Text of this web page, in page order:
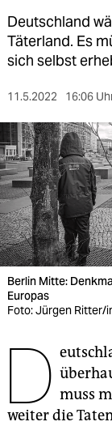
kultur
sport
nord
wahrheit
verlag
verlag
veranstaltungen
shop
fragen & hilfe
unterstützen
genossenschaft
Deutschland
Täterland. Es
sich selbst
11.5.2022 16:06
Berlin Mitte:
Europas
Foto: Jürgen Ritter/
D muss
weiter die